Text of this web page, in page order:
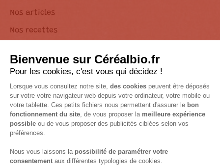
Nos articles
Nos recettes
Une question ?
Vous êtes un professionnel ?
Foire aux questions
Nous contacter
Déposez votre recette
Déclaration d’accessibilité